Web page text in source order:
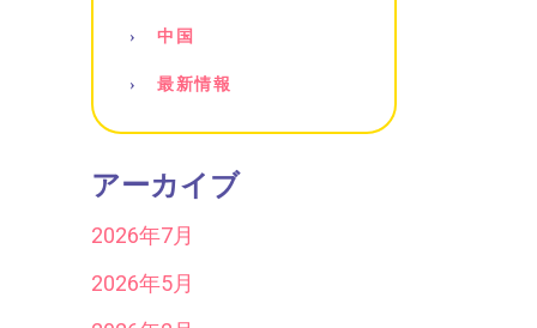
中国
最新情報
アーカイブ
2026年7月
2026年5月